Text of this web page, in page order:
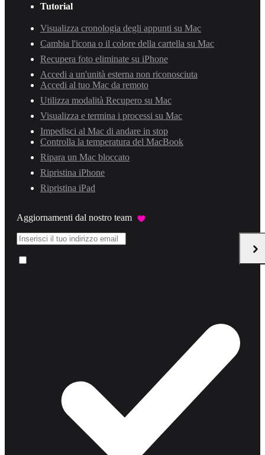
Tutorial
Visualizza cronologia degli appunti su Mac
Cambia l'icona o il colore della cartella su Mac
Recupera foto eliminate su iPhone
Accedi a un'unità esterna non riconosciuta
Accedi al tuo Mac da remoto
Utilizza modalità Recupero su Mac
Visualizza e termina i processi su Mac
Impedisci al Mac di andare in stop
Controlla la temperatura del MacBook
Ripara un Mac bloccato
Ripristina iPhone
Ripristina iPad
Aggiornamenti dal nostro team